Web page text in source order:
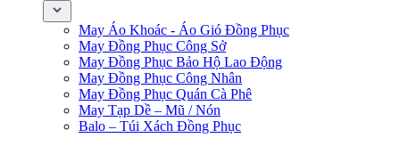
May Áo Khoác - Áo Gió Đồng Phục
May Đồng Phục Công Sở
May Đồng Phục Bảo Hộ Lao Động
May Đồng Phục Công Nhân
May Đồng Phục Quán Cà Phê
May Tạp Dề – Mũ / Nón
Balo – Túi Xách Đồng Phục